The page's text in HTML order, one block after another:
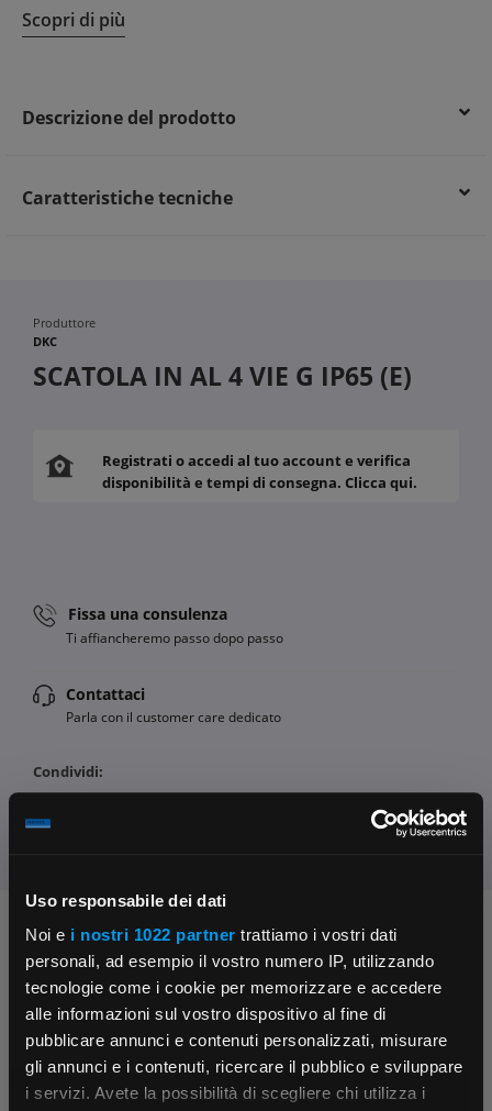
Uso responsabile dei dati
Noi e i nostri 1022 partner trattiamo i vostri dati
personali, ad esempio il vostro numero IP, utilizzando
tecnologie come i cookie per memorizzare e accedere
alle informazioni sul vostro dispositivo al fine di
pubblicare annunci e contenuti personalizzati, misurare
gli annunci e i contenuti, ricercare il pubblico e sviluppare
i servizi. Avete la possibilità di scegliere chi utilizza i
configurazioni multiple
Risparmio di tempo con coperchi avvolgenti e viti zincate o
Vantaggi per il cliente finale:
Tenuta stagna IP65 che protegge da polvere e acqua
Affidabilità e sicurezza dell’impianto elettrico garantite
Scopri di più
Descrizione del prodotto
Caratteristiche tecniche
Produttore
DKC
SCATOLA IN AL 4 VIE G IP65 (E)
Registrati o accedi al tuo account e verifica
disponibilità e tempi di consegna. Clicca qui.
Fissa una consulenza
Ti affiancheremo passo dopo passo
Contattaci
Parla con il customer care dedicato
Condividi:
Chiedi ai nostri tecnici